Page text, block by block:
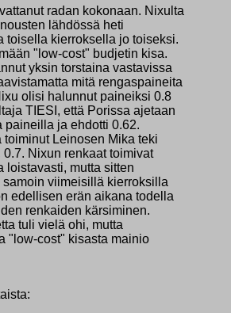
radan kokonaan. Nixulta
lähdössä heti
toisella kierroksella jo toiseksi.
"low-cost" budjetin kisa.
yksin torstaina vastavissa
mitä rengaspaineita
olisi halunnut paineiksi 0.8
TIESI, että Porissa ajetaan
paineilla ja ehdotti 0.62.
toiminut Leinosen Mika teki
0.7. Nixun renkaat toimivat
loistavasti, mutta sitten
viimeisillä kierroksilla
edellisen erän aikana todella
renkaiden kärsiminen.
tuli vielä ohi, mutta
"low-cost" kisasta mainio